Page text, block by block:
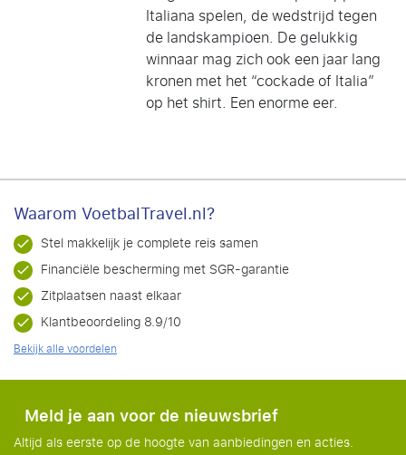
Italiana spelen, de wedstrijd tegen
de landskampioen. De gelukkig
winnaar mag zich ook een jaar lang
kronen met het “cockade of Italia”
op het shirt. Een enorme eer.
Waarom VoetbalTravel.nl?
Stel makkelijk je complete reis samen
Financiële bescherming met SGR-garantie
Zitplaatsen naast elkaar
Klantbeoordeling 8.9/10
Bekijk alle voordelen
Meld je aan voor de nieuwsbrief
Altijd als eerste op de hoogte van aanbiedingen en acties.